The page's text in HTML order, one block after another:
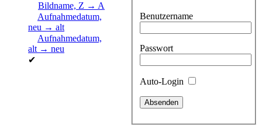
Benutzername
Passwort
Auto-Login
Bildname, Z → A
Aufnahmedatum,
neu → alt
Aufnahmedatum,
alt → neu
✔